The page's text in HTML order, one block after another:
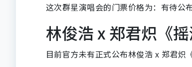
这次群星演唱会的门票价格为：有待公布
林俊浩 x 郑君炽《
目前官方未有正式公布林俊浩 x 郑君炽